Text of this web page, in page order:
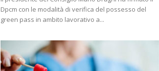
Dpcm con le modalità di verifica del possesso del
green pass in ambito lavorativo a...